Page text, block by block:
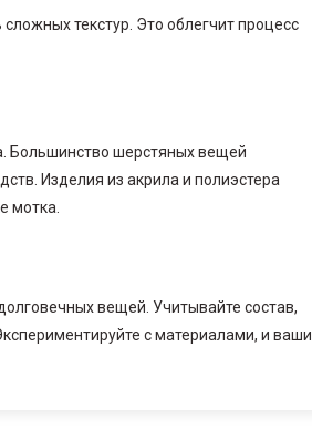
текстур. Это облегчит процесс
Большинство шерстяных вещей
Изделия из акрила и полиэстера
мотка.
вещей. Учитывайте состав,
с материалами, и ваши